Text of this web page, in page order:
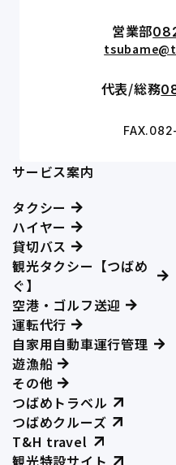
営業部
代表/総務
サービス案内
タクシー
ハイヤー
貸切バス
観光タクシー【つばめ
ぐ】
空港・ゴルフ送迎
運転代行
自家用自動車運行管理
遊漁船
その他
つばめトラベル
つばめクルーズ
T&H travel
観光特設サイト